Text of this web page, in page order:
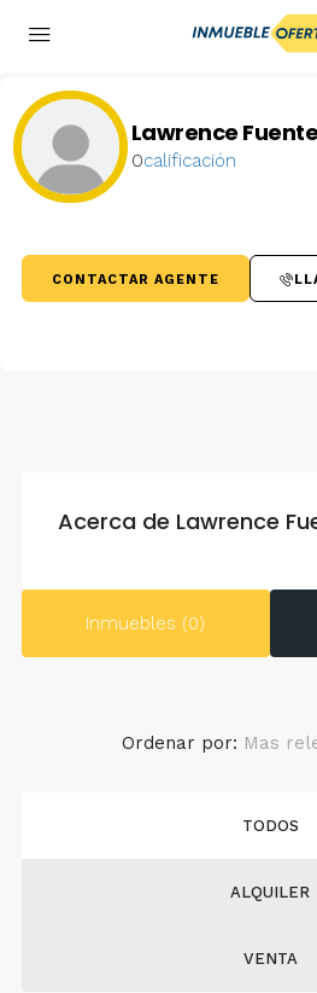
Lawrence
0calificación
CONTACTAR AGENTE
Acerca de Lawrence
Inmuebles (0)
TODOS
ALQUILER
VENTA
Ordenar por: Mas